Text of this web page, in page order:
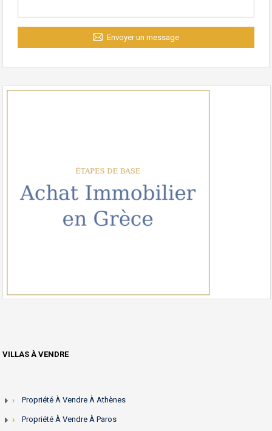
Envoyer un message
VILLAS À VENDRE
Propriété À Vendre À Athènes
Propriété À Vendre À Paros